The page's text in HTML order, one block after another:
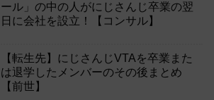
ール」の中の人がにじさんじ卒業の翌
日に会社を設立！【コンサル】
【転生先】にじさんじVTAを卒業また
は退学したメンバーのその後まとめ
【前世】